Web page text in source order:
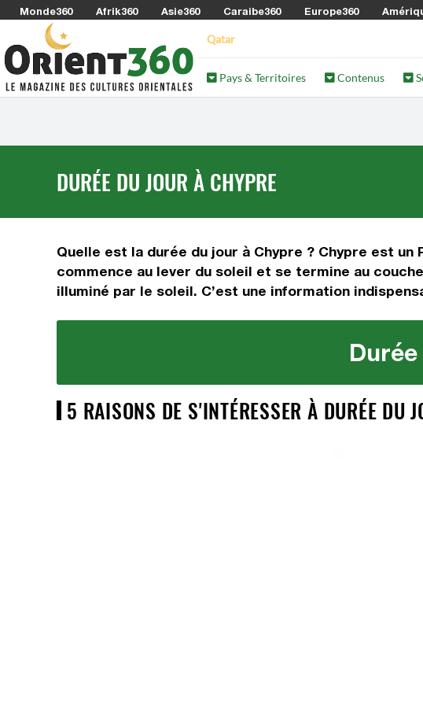
Monde360 Afrik360 Asie360 Caraibe360 Europe360
Qatar
Pays & Territoires Contenus
DURÉE DU JOUR À CHYPRE
Quelle est la durée du jour à Chypre ? Chypre est
commence au lever du soleil et se termine au
illuminé par le soleil. C’est une information
5 RAISONS DE S'INTÉRESSER À DURÉE DU